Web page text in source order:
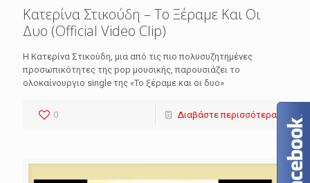
Κατερίνα Στικούδη – Το Ξέραμε Και Οι
Δυο (Official Video Clip)
Η Κατερίνα Στικούδη, μια από τις πιο πολυσυζητημένες
προσωπικότητες της pop μουσικής, παρουσιάζει το
ολοκαίνουργιο single της «Το ξέραμε και οι δυο»
0 Διαβάστε περισσότερα